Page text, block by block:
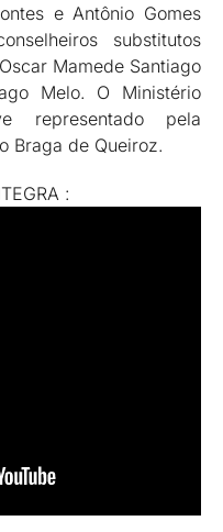
e Antônio Gomes
substitutos
Mamede Santiago
Melo. O Ministério
representado pela
Braga de Queiroz.
: